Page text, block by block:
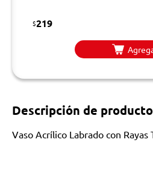
$219
Descripción de
Vaso Acrílico Labrado con Rayas